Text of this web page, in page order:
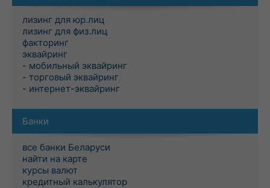
лизинг для юр.лиц
лизинг для физ.лиц
факторинг
эквайринг
- мобильный эквайринг
- торговый эквайринг
- интернет-эквайринг
Банки
все банки Беларуси
найти на карте
курсы валют
кредитный калькулятор